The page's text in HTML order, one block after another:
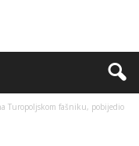
Turopoljskom fašniku, pobijedio